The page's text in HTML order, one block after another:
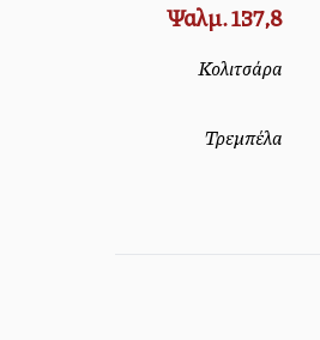
Ψαλμ. 137,8
Κολιτσάρα
Τρεμπέλα